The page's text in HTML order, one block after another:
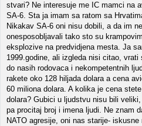
stvari? Ne interesuje me IC mamci na
SA-6. Sta ja imam sa ratom sa
Nikakav SA-6 oni nisu dobili, a da im
onesposobljavali tako sto su
eksplozive na predvidjena mesta. Ja
1999.godine, ali izgleda nisi citao,
do nasih rodovaca i nekompetentnih
rakete oko 128 hiljada dolara a cena
60 miliona dolara. A kolika je cena
dolara? Gubici u ljudstvu nisu bili
pa procitaj broj i imena ljudi. Ne znam
NATO agresije, oni nas starije-